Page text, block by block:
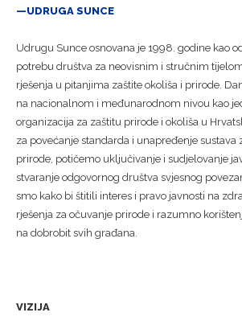
UDRUGA SUNCE
Udrugu Sunce osnovana je 1998. godine kao
potrebu društva za neovisnim i stručnim
rješenja u pitanjima zaštite okoliša i prirode.
na nacionalnom i međunarodnom nivou kao
organizacija za zaštitu prirode i okoliša u
za povećanje standarda i unapređenje sustava
prirode, potičemo uključivanje i sudjelovanje
stvaranje odgovornog društva svjesnog
smo kako bi štitili interes i pravo javnosti na
rješenja za očuvanje prirode i razumno
na dobrobit svih građana.
VIZIJA